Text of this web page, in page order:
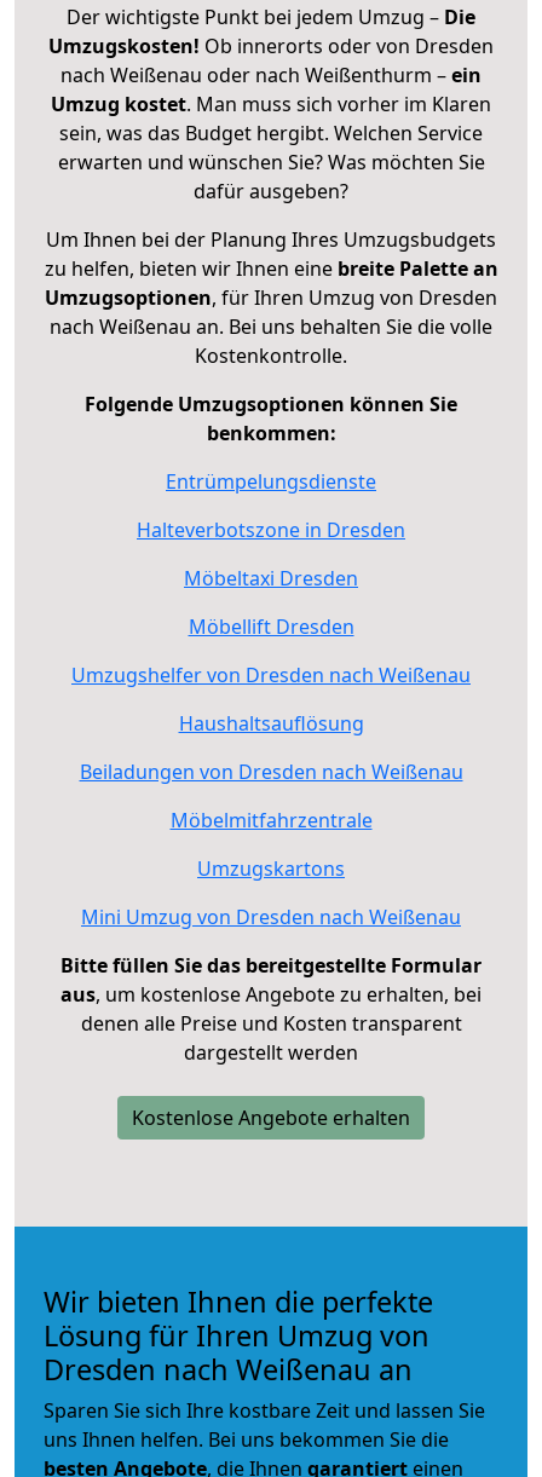
Der wichtigste Punkt bei jedem Umzug – Die
Umzugskosten! Ob innerorts oder von Dresden
nach Weißenau oder nach Weißenthurm –ein
Umzug kostet. Man muss sich vorher im Klaren
sein, was das Budget hergibt. Welchen Service
erwarten und wünschen Sie? Was möchten Sie
dafür ausgeben?
Um Ihnen bei der Planung Ihres Umzugsbudgets
zu helfen, bieten wir Ihnen eine breite Palette an
Umzugsoptionen, für Ihren Umzug von Dresden
nach Weißenau an. Bei uns behalten Sie die volle
Kostenkontrolle.
Folgende Umzugsoptionen können Sie
benkommen:
Entrümpelungsdienste
Halteverbotszone in Dresden
Möbeltaxi Dresden
Möbellift Dresden
Umzugshelfer von Dresden nach Weißenau
Haushaltsauflösung
Beiladungen von Dresden nach Weißenau
Möbelmitfahrzentrale
Umzugskartons
Mini Umzug von Dresden nach Weißenau
Bitte füllen Sie das bereitgestellte Formular
aus, um kostenlose Angebote zu erhalten, bei
denen alle Preise und Kosten transparent
dargestellt werden
Kostenlose Angebote erhalten
Wir bieten Ihnen die perfekte
Lösung für Ihren Umzug von
Dresden nach Weißenau an
Sparen Sie sich Ihre kostbare Zeit und lassen Sie
uns Ihnen helfen. Bei uns bekommen Sie die
besten Angebote, die Ihnen garantiert einen